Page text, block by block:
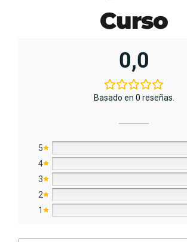
Curso
0,0
Basado en 0 reseñas.
5
4
3
2
1